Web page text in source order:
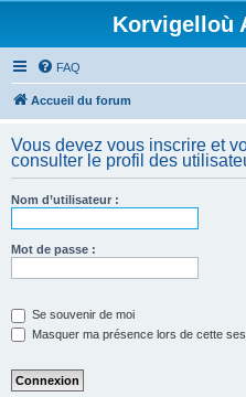
Korvigelloù
FAQ
Accueil du forum
Vous devez vous inscrire et
consulter le profil des
Nom d’utilisateur :
Mot de passe :
Se souvenir de moi
Masquer ma présence lors de cette